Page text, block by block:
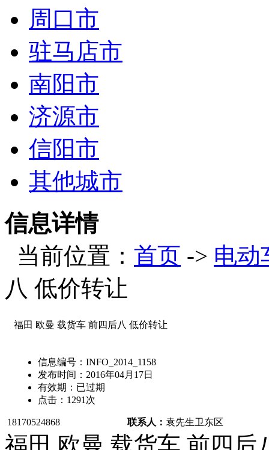
周口市
驻马店市
南阳市
济源市
信阳市
其他城市
信息详情
当前位置： 首页 -> 电动
八 低价转让
福田 欧曼 载货车 前四后八 低价转让
信息编号： INFO_2014_1158
发布时间： 2016年04月17日
有效期： 已过期
点击： 1291 次
18170524868 联系人： 袁先生卫东区